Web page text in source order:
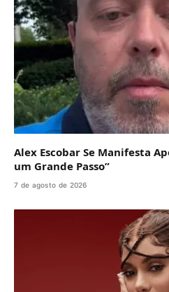
Alex Escobar Se Manifesta
um Grande Passo”
7 de agosto de 2026